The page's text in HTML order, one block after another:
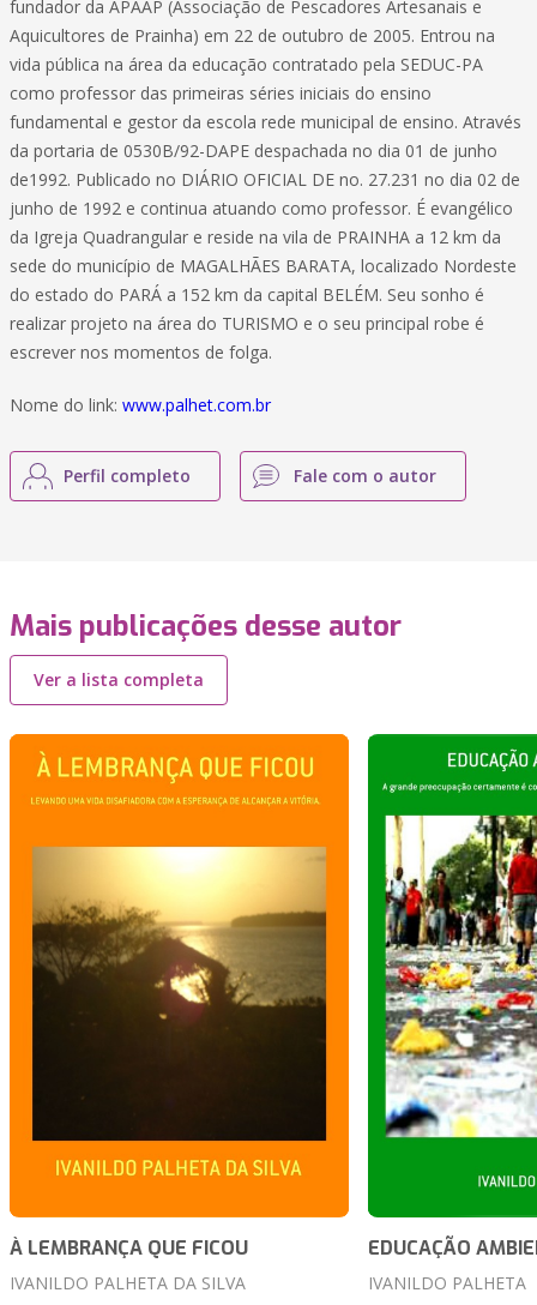
fundador da APAAP (Associação de Pescadores Artesanais e
Aquicultores de Prainha) em 22 de outubro de 2005. Entrou na
vida pública na área da educação contratado pela SEDUC-PA
como professor das primeiras séries iniciais do ensino
fundamental e gestor da escola rede municipal de ensino. Através
da portaria de 0530B/92-DAPE despachada no dia 01 de junho
de1992. Publicado no DIÁRIO OFICIAL DE no. 27.231 no dia 02 de
junho de 1992 e continua atuando como professor. É evangélico
da Igreja Quadrangular e reside na vila de PRAINHA a 12 km da
sede do município de MAGALHÃES BARATA, localizado Nordeste
do estado do PARÁ a 152 km da capital BELÉM. Seu sonho é
realizar projeto na área do TURISMO e o seu principal robe é
escrever nos momentos de folga.
Nome do link: www.palhet.com.br
Perfil completo Fale com o autor
Mais publicações desse autor
Ver a lista completa
À LEMBRANÇA QUE FICOU
IVANILDO PALHETA DA SILVA
EDUCAÇÃO
IVANILDO PALHETA